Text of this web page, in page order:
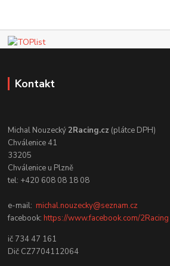
Kontakt
Michal Nouzecký2Racing.cz (plátce DPH)
Chválenice 41
33205
Chválenice u Plzně
tel: +420 608 08 18 08
e-mail:michal.nouzecky@seznam.cz
facebook:https://www.facebook.com/2Racing
ič 734 47 161
Dič CZ7704112064